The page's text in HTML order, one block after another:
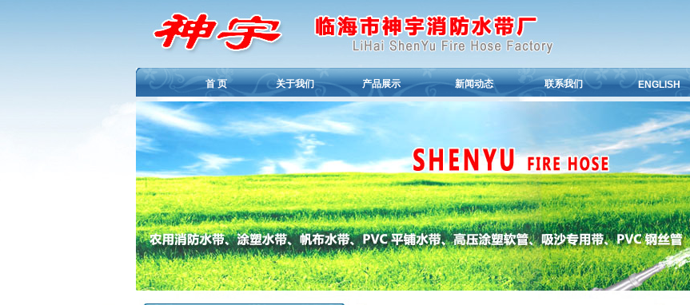
首 页 关于我们 产品展示 新闻动态 联系我们 ENGLISH